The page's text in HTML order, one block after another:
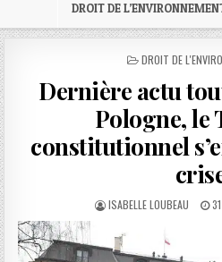
DROIT DE
POSTED
DROIT DE
Dernière actu
Pologne,
constitutionnel
AUTHOR:
ISABELLE LOUBEAU